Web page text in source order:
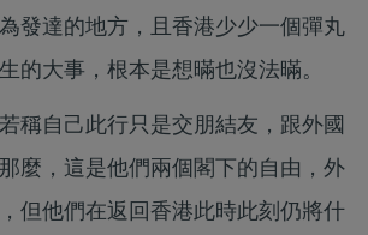
發達的地方，且香港少少一個彈丸
的大事，根本是想暪也沒法暪。
稱自己此行只是交朋結友，跟外國
麼，這是他們兩個閣下的自由，外
但他們在返回香港此時此刻仍將什